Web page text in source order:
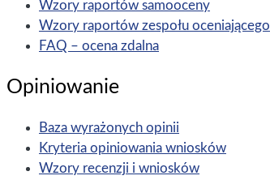
Wzory raportów samooceny
Wzory raportów zespołu oceniającego
FAQ – ocena zdalna
Opiniowanie
Baza wyrażonych opinii
Kryteria opiniowania wniosków
Wzory recenzji i wniosków